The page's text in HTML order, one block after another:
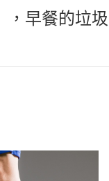
早餐的垃